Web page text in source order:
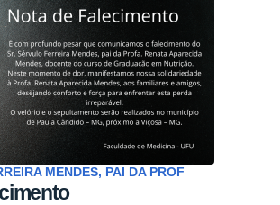
MENDES, PAI DA PROF